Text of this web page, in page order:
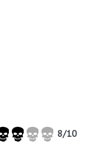
8/10